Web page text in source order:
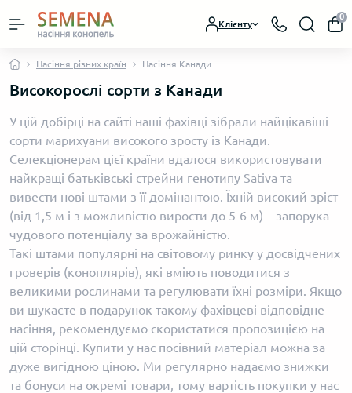
Клієнту
0
Насіння різних країн Насіння Канади
Високорослі сорти з Канади
У цій добірці на сайті наші фахівці зібрали найцікавіші
сорти марихуани високого зросту із Канади.
Селекціонерам цієї країни вдалося використовувати
найкращі батьківські стрейни генотипу Sativa та
вивести нові штами з її домінантою. Їхній високий зріст
(від 1,5 м і з можливістю вирости до 5-6 м) – запорука
чудового потенціалу за врожайністю.
Такі штами популярні на світовому ринку у досвідчених
гроверів (коноплярів), які вміють поводитися з
великими рослинами та регулювати їхні розміри. Якщо
ви шукаєте в подарунок такому фахівцеві відповідне
насіння, рекомендуємо скористатися пропозицією на
цій сторінці. Купити у нас посівний матеріал можна за
дуже вигідною ціною. Ми регулярно надаємо знижки
та бонуси на окремі товари, тому вартість покупки у нас